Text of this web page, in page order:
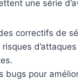
une série
correctifs de
d’attaques
bugs pour